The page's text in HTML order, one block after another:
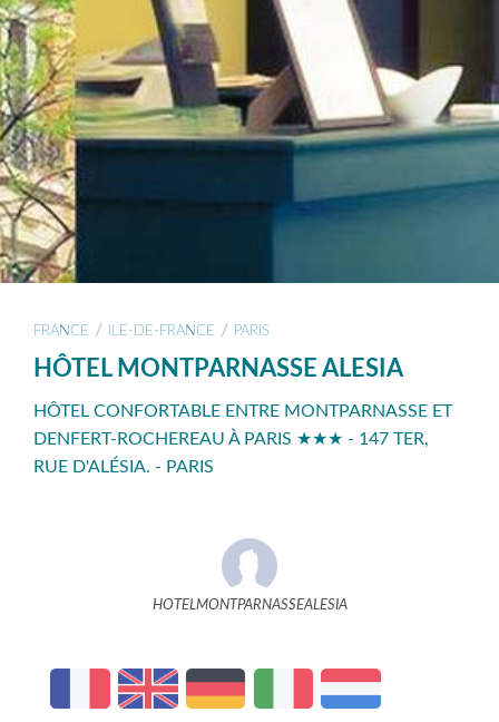
FRANCE / ILE-DE-FRANCE / PARIS
HÔTEL MONTPARNASSE ALESIA
HÔTEL CONFORTABLE ENTRE MONTPARNASSE ET
DENFERT-ROCHEREAU À PARIS ★★★ - 147 TER,
RUE D'ALÉSIA. - PARIS
HOTELMONTPARNASSEALESIA